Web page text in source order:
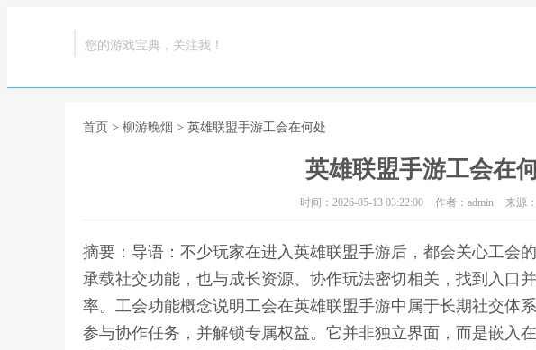
您的游戏宝典，关注我！
首页 > 柳游晚烟 > 英雄联盟手游工会在何处
英雄联盟手游工会在
时间：2026-05-13 03:22:00 作者：admin 来源
摘要：导语：不少玩家在进入英雄联盟手游后，都会关心工会
承载社交功能，也与成长资源、协作玩法密切相关，找到入口
率。工会功能概念说明工会在英雄联盟手游中属于长期社交体
参与协作任务，并解锁专属权益。它并非独立界面，而是嵌入